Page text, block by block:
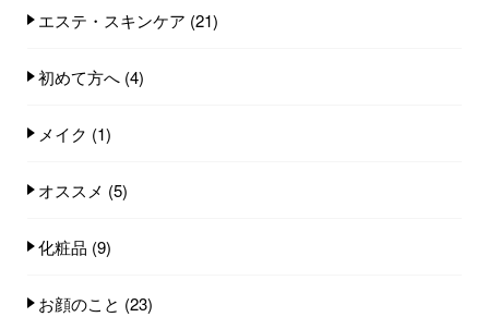
エステ・スキンケア (21)
初めて方へ (4)
メイク (1)
オススメ (5)
化粧品 (9)
お顔のこと (23)